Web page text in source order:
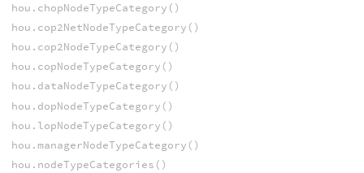
hou.chopNodeTypeCategory()
hou.cop2NetNodeTypeCategory()
hou.cop2NodeTypeCategory()
hou.copNodeTypeCategory()
hou.dataNodeTypeCategory()
hou.dopNodeTypeCategory()
hou.lopNodeTypeCategory()
hou.managerNodeTypeCategory()
hou.nodeTypeCategories()